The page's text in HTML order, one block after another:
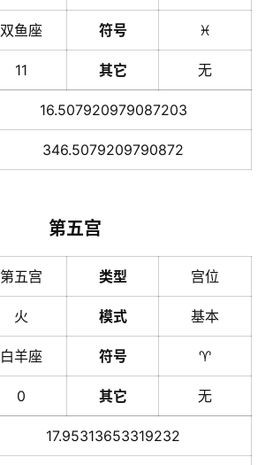
双鱼座 符号 ♓️
11 其它 无
16.507920979087203
346.5079209790872
第五宫
第五宫 类型 宫位
火 模式 基本
白羊座 符号 ♈️
0 其它 无
17.95313653319232